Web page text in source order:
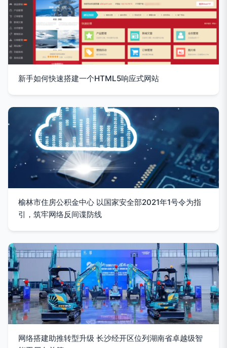
新手如何快速搭建一个HTML5响应式网站
榆林市住房公积金中心 以国家安全部2021年1号令为指
引，筑牢网络反间谍防线
网络搭建助推转型升级 长沙经开区位列湖南省卓越级智